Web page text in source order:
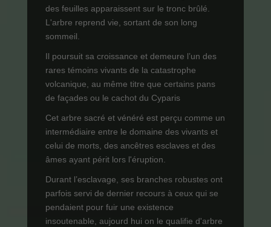
des feuilles apparaissent sur le tronc brûlé.
L'arbre reprend vie, sortant de son long
sommeil.
Il poursuit sa croissance et demeure l’un des
rares témoins vivants de la catastrophe
volcanique, au même titre que certains pans
de façades ou le cachot du Cyparis
Cet arbre sacré et vénéré est perçu comme un
intermédiaire entre le domaine des vivants et
celui de morts, des ancêtres esclaves et des
âmes ayant périt lors l'éruption.
Durant l’esclavage, ses branches robustes ont
parfois servi de dernier recours à ceux qui se
pendaient pour fuir une existence
insoutenable, aujourd hui on le qualifie d'arbre